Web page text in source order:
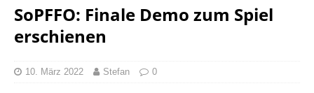
SoPFFO: Finale Demo zum Spiel
erschienen
10. März 2022 Stefan 0